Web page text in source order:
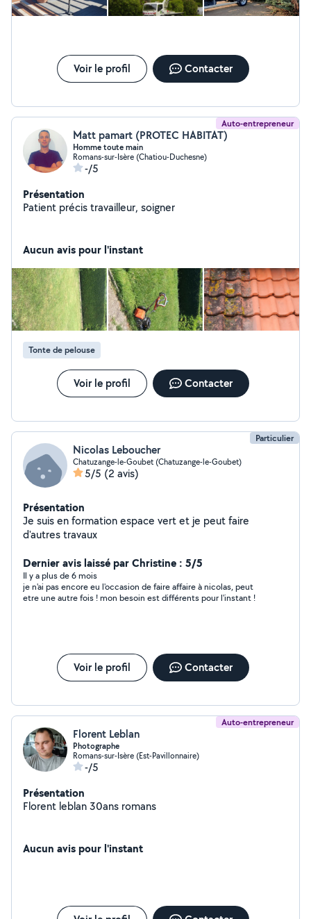
Voir le profil Contacter
Auto-entrepreneur
Matt pamart (PROTEC HABITAT)
Homme toute main
Romans-sur-Isère (Chatiou-Duchesne)
-/5
Présentation
Patient précis travailleur, soigner
Aucun avis pour l'instant
Tonte de pelouse
Voir le profil Contacter
Particulier
Nicolas Leboucher
Chatuzange-le-Goubet (Chatuzange-le-Goubet)
5/5 (2 avis)
Présentation
Je suis en formation espace vert et je peut faire
d'autres travaux
Dernier avis laissé par Christine : 5/5
Il y a plus de 6 mois
je n'ai pas encore eu l'occasion de faire affaire à nicolas, peut
etre une autre fois ! mon besoin est différents pour l'instant !
Voir le profil Contacter
Auto-entrepreneur
Florent Leblan
Photographe
Romans-sur-Isère (Est-Pavillonnaire)
-/5
Présentation
Florent leblan 30ans romans
Aucun avis pour l'instant